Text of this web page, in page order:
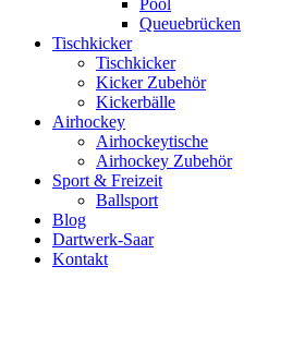
Queuebrücken
Tischkicker
Tischkicker
Kicker Zubehör
Kickerbälle
Airhockey
Airhockeytische
Airhockey Zubehör
Sport & Freizeit
Ballsport
Blog
Dartwerk-Saar
Kontakt